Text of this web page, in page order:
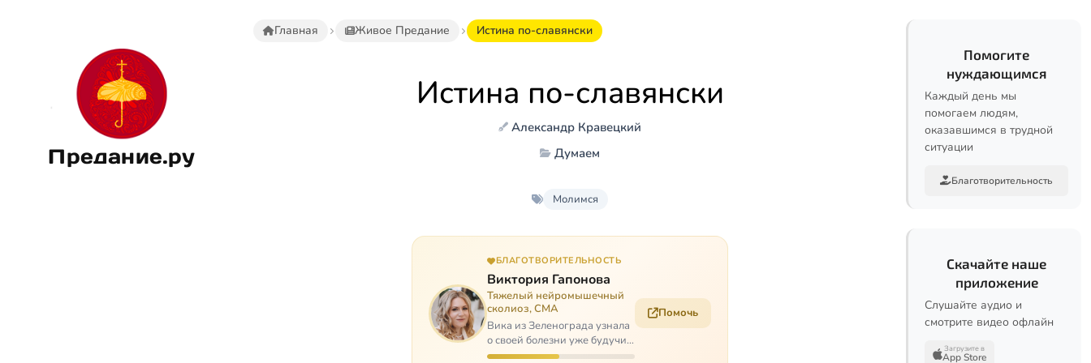
Предание.ру
Главная Живое Предание Истина по-славянски
Истина по-славянски
Александр Кравецкий
Думаем
Молимся
БЛАГОТВОРИТЕЛЬНОСТЬ
Виктория Гапонова
Тяжелый нейромышечный
сколиоз, СМА
Вика из Зеленограда узнала
о своей болезни уже будучи в
сознательном возрасте. Ей
Помочь
Помогите
нуждающимся
Каждый день мы
помогаем людям,
оказавшимся в трудной
ситуации
Благотворительность
Скачайте наше
приложение
Слушайте аудио и
смотрите видео офлайн
Загрузите в
App Store